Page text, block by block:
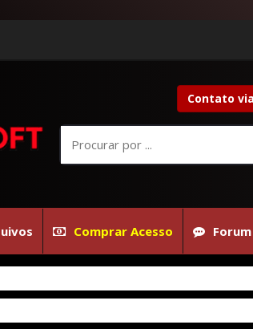
Contato
Comprar Acesso